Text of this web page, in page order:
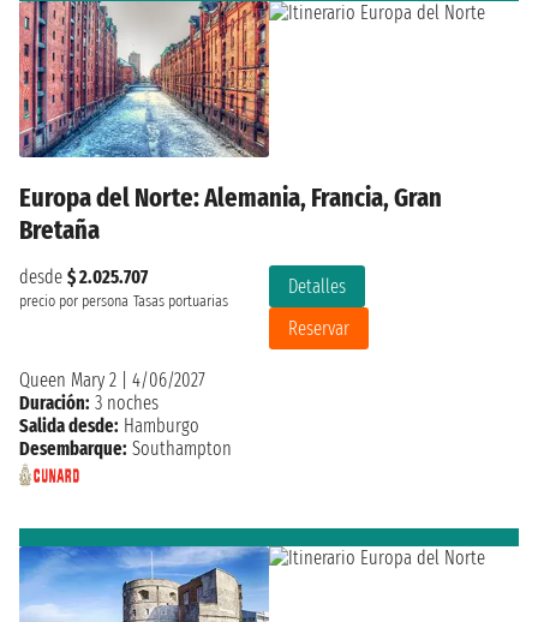
Europa del Norte: Alemania, Francia, Gran
Bretaña
desde $ 2.025.707
precio por persona Tasas portuarias
Detalles
Reservar
Queen Mary 2
4/06/2027
Duración: 3 noches
Salida desde: Hamburgo
Desembarque: Southampton